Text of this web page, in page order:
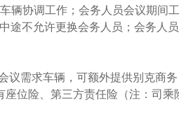
辆协调工作；会务人员会议期间
途不允许更换会务人员；会务人
需求车辆，可额外提供别克商
位险、第三方责任险（注：司乘